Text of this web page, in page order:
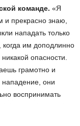
команде. «Я
и прекрасно знаю,
нападать только
им доподлинно
опасности.
грамотно и
нападение, они
воспринимать